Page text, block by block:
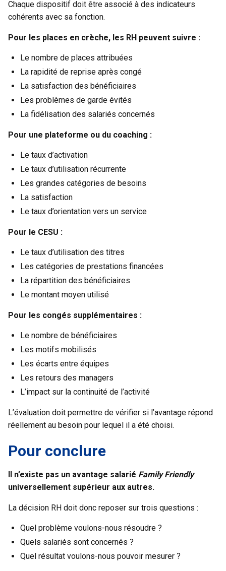
Chaque dispositif doit être associé à des indicateurs
cohérents avec sa fonction.
Pour les places en crèche, les RH peuvent suivre :
Le nombre de places attribuées
La rapidité de reprise après congé
La satisfaction des bénéficiaires
Les problèmes de garde évités
La fidélisation des salariés concernés
Pour une plateforme ou du coaching :
Le taux d’activation
Le taux d’utilisation récurrente
Les grandes catégories de besoins
La satisfaction
Le taux d’orientation vers un service
Pour le CESU :
Le taux d’utilisation des titres
Les catégories de prestations financées
La répartition des bénéficiaires
Le montant moyen utilisé
Pour les congés supplémentaires :
Le nombre de bénéficiaires
Les motifs mobilisés
Les écarts entre équipes
Les retours des managers
L’impact sur la continuité de l’activité
L’évaluation doit permettre de vérifier si l’avantage répond
réellement au besoin pour lequel il a été choisi.
Pour conclure
Il n’existe pas un avantage salarié Family Friendly
universellement supérieur aux autres.
La décision RH doit donc reposer sur trois questions :
Quel problème voulons-nous résoudre ?
Quels salariés sont concernés ?
Quel résultat voulons-nous pouvoir mesurer ?